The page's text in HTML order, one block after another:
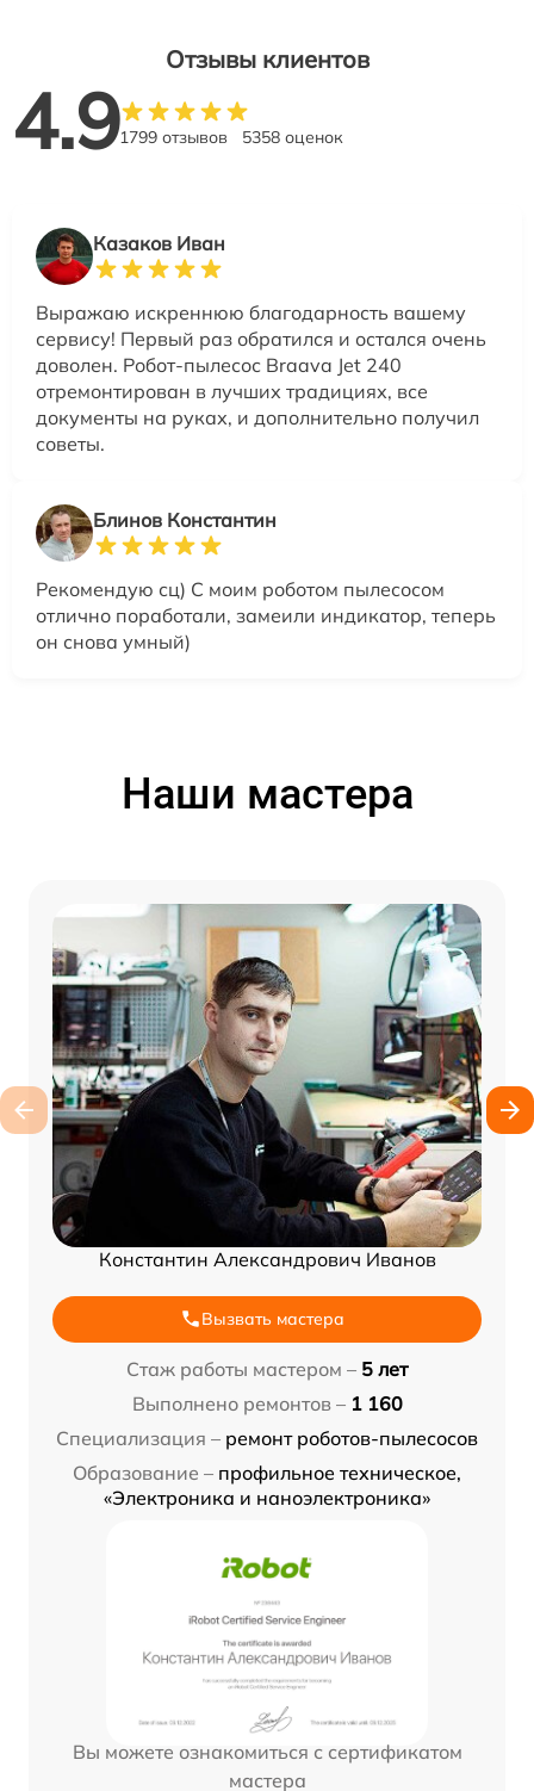
Отзывы клиентов
4.91799 отзывов 5358 оценок
Казаков Иван
Выражаю искреннюю благодарность вашему
сервису! Первый раз обратился и остался очень
доволен. Робот-пылесос Braava Jet 240
отремонтирован в лучших традициях, все
документы на руках, и дополнительно получил
советы.
Блинов Константин
Рекомендую сц) С моим роботом пылесосом
отлично поработали, замеили индикатор, теперь
он снова умный)
Наши мастера
Константин Александрович Иванов
Вызвать мастера
Стаж работы мастером – 5 лет
Выполнено ремонтов – 1 160
Специализация – ремонт роботов-пылесосов
Образование – профильное техническое,
«Электроника и наноэлектроника»
Вы можете ознакомиться с сертификатом
мастера